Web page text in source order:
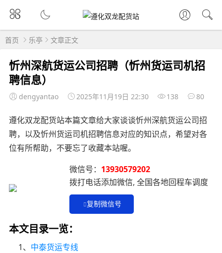
首页 乐亭 文章正文
忻州深航货运公司招聘（忻州货运司机招
聘信息）
dengyantao 2025年11月19日 22:30 138 80
遵化双龙配货站本篇文章给大家谈谈忻州深航货运公司招
聘，以及忻州货运司机招聘信息对应的知识点，希望对各
位有所帮助，不要忘了收藏本站喔。
微信号： 13930579202
拨打电话添加微信, 全国各地回程车调度
复制微信号
本文目录一览：
1、 中泰货运专线